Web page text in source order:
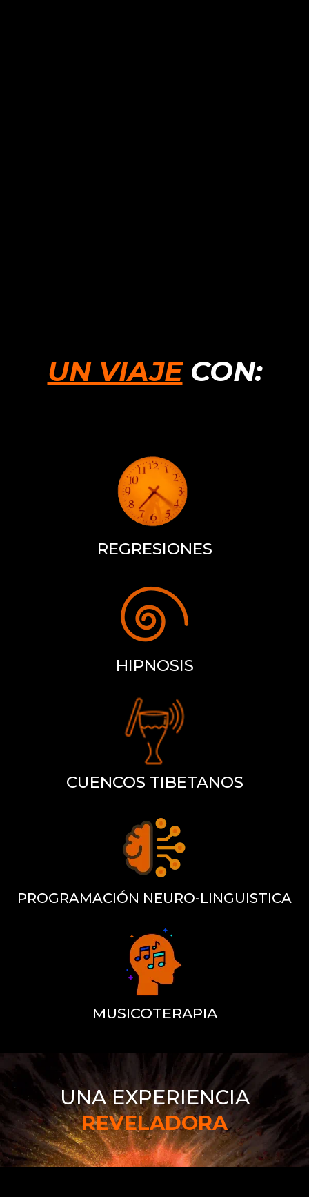
UN VIAJE CON:
REGRESIONES
HIPNOSIS
CUENCOS TIBETANOS
PROGRAMACIÓN NEURO-LINGUISTICA
MUSICOTERAPIA
UNA EXPERIENCIA
REVELADORA